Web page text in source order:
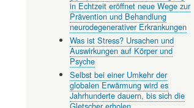
in Echtzeit eröffnet neue Wege zur
Prävention und Behandlung
neurodegenerativer Erkrankungen
Was ist Stress? Ursachen und
Auswirkungen auf Körper und
Psyche
Selbst bei einer Umkehr der
globalen Erwärmung wird es
Jahrhunderte dauern, bis sich die